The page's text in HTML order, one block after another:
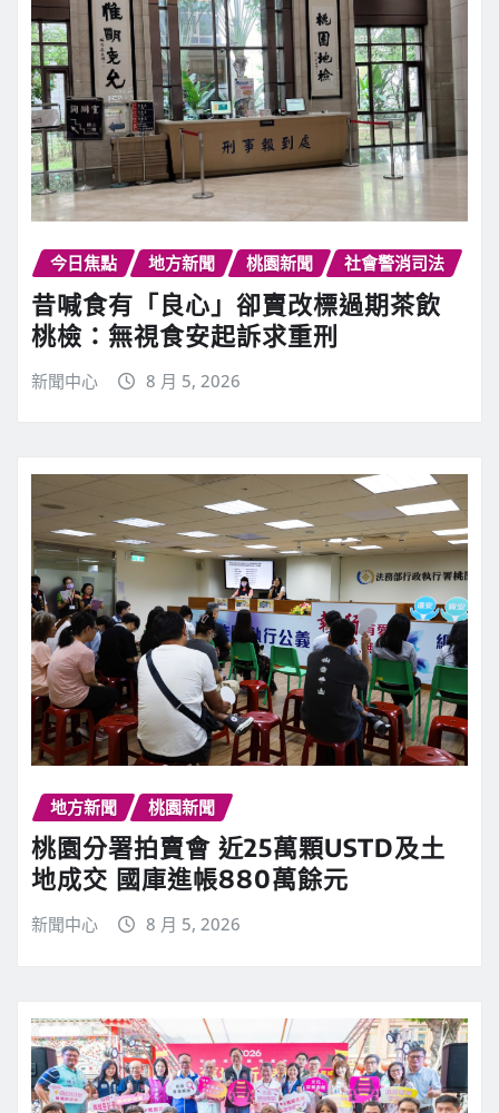
今日焦點 地方新聞 桃園新聞 社會警消司法
昔喊食有「良心」卻賣改標過期茶飲
桃檢：無視食安起訴求重刑
新聞中心 8 月 5, 2026
地方新聞 桃園新聞
桃園分署拍賣會 近25萬顆USTD及土
地成交 國庫進帳880萬餘元
新聞中心 8 月 5, 2026